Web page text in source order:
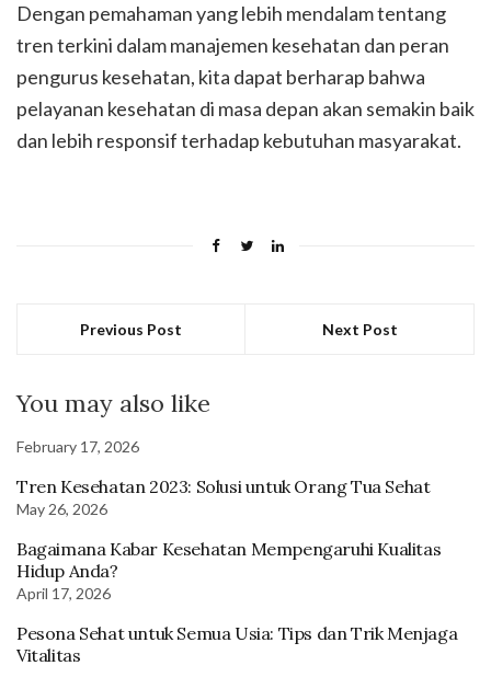
Dengan pemahaman yang lebih mendalam tentang
tren terkini dalam manajemen kesehatan dan peran
pengurus kesehatan, kita dapat berharap bahwa
pelayanan kesehatan di masa depan akan semakin baik
dan lebih responsif terhadap kebutuhan masyarakat.
Previous Post Next Post
You may also like
February 17, 2026
Tren Kesehatan 2023: Solusi untuk Orang Tua Sehat
May 26, 2026
Bagaimana Kabar Kesehatan Mempengaruhi Kualitas
Hidup Anda?
April 17, 2026
Pesona Sehat untuk Semua Usia: Tips dan Trik Menjaga
Vitalitas